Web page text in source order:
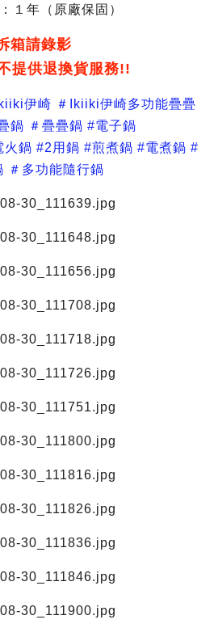
１年（原廠保固）
箱請錄影
提供退換貨服務!!
伊崎 ＃Ikiiki伊崎多功能疊疊
鍋 ＃疊疊鍋 #電子鍋
鍋 #2用鍋 #煎煮鍋 #電煮鍋 #
＃多功能隨行鍋